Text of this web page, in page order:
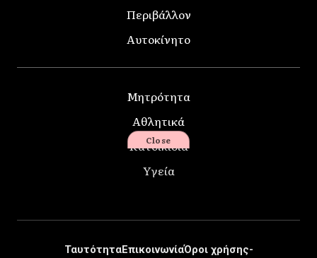
Περιβάλλον
Αυτοκίνητο
Μητρότητα
Αθλητικά
Κατοικίδια
Υγεία
ΤαυτότηταΕπικοινωνίαΌροι χρήσης-
Close